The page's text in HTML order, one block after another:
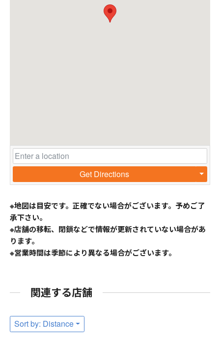
Get Directions
※地図は目安です。正確でない場合がございます。予めご了
承下さい。
※店舗の移転、閉鎖などで情報が更新されていない場合があ
ります。
※営業時間は季節により異なる場合がございます。
関連する店舗
Sort by: Distance